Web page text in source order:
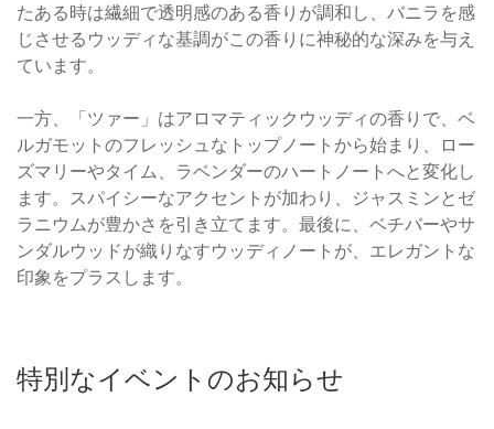
たある時は繊細で透明感のある香りが調和し、バニラを感
じさせるウッディな基調がこの香りに神秘的な深みを与え
ています。
一方、「ツァー」はアロマティックウッディの香りで、ベ
ルガモットのフレッシュなトップノートから始まり、ロー
ズマリーやタイム、ラベンダーのハートノートへと変化し
ます。スパイシーなアクセントが加わり、ジャスミンとゼ
ラニウムが豊かさを引き立てます。最後に、ベチバーやサ
ンダルウッドが織りなすウッディノートが、エレガントな
印象をプラスします。
特別なイベントのお知らせ